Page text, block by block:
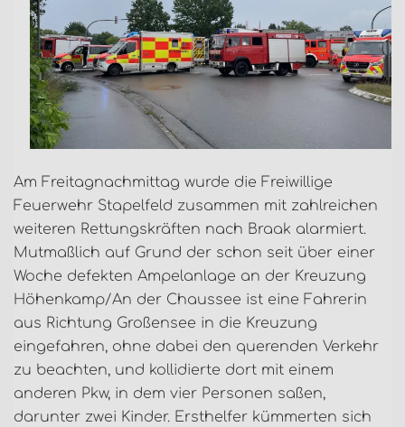
Am Freitagnachmittag wurde die Freiwillige
Feuerwehr Stapelfeld zusammen mit zahlreichen
weiteren Rettungskräften nach Braak alarmiert.
Mutmaßlich auf Grund der schon seit über einer
Woche defekten Ampelanlage an der Kreuzung
Höhenkamp/An der Chaussee ist eine Fahrerin
aus Richtung Großensee in die Kreuzung
eingefahren, ohne dabei den querenden Verkehr
zu beachten, und kollidierte dort mit einem
anderen Pkw, in dem vier Personen saßen,
darunter zwei Kinder. Ersthelfer kümmerten sich